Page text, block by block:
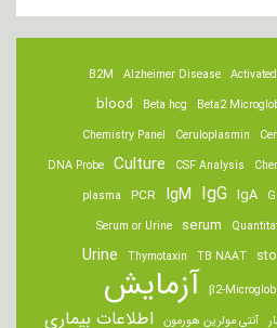
Alzheimer Disease
B2M
Beta2
Beta hcg
blood
Ceruloplasmin
Chemistry Panel
CSF Analysis
Culture
DNA Probe
IgA
IgG
IgM
PCR
plasma
serum
Serum or Urine
TB NAAT
Thymotaxin
Urine
β2- آزمایش
آنتی مولرین هورمون اطلاعات بیماری